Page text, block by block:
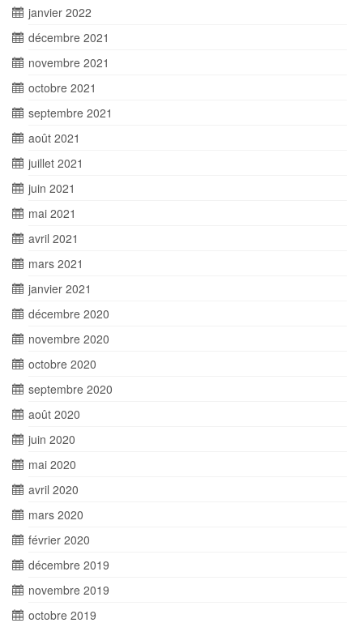
janvier 2022
décembre 2021
novembre 2021
octobre 2021
septembre 2021
août 2021
juillet 2021
juin 2021
mai 2021
avril 2021
mars 2021
janvier 2021
décembre 2020
novembre 2020
octobre 2020
septembre 2020
août 2020
juin 2020
mai 2020
avril 2020
mars 2020
février 2020
décembre 2019
novembre 2019
octobre 2019